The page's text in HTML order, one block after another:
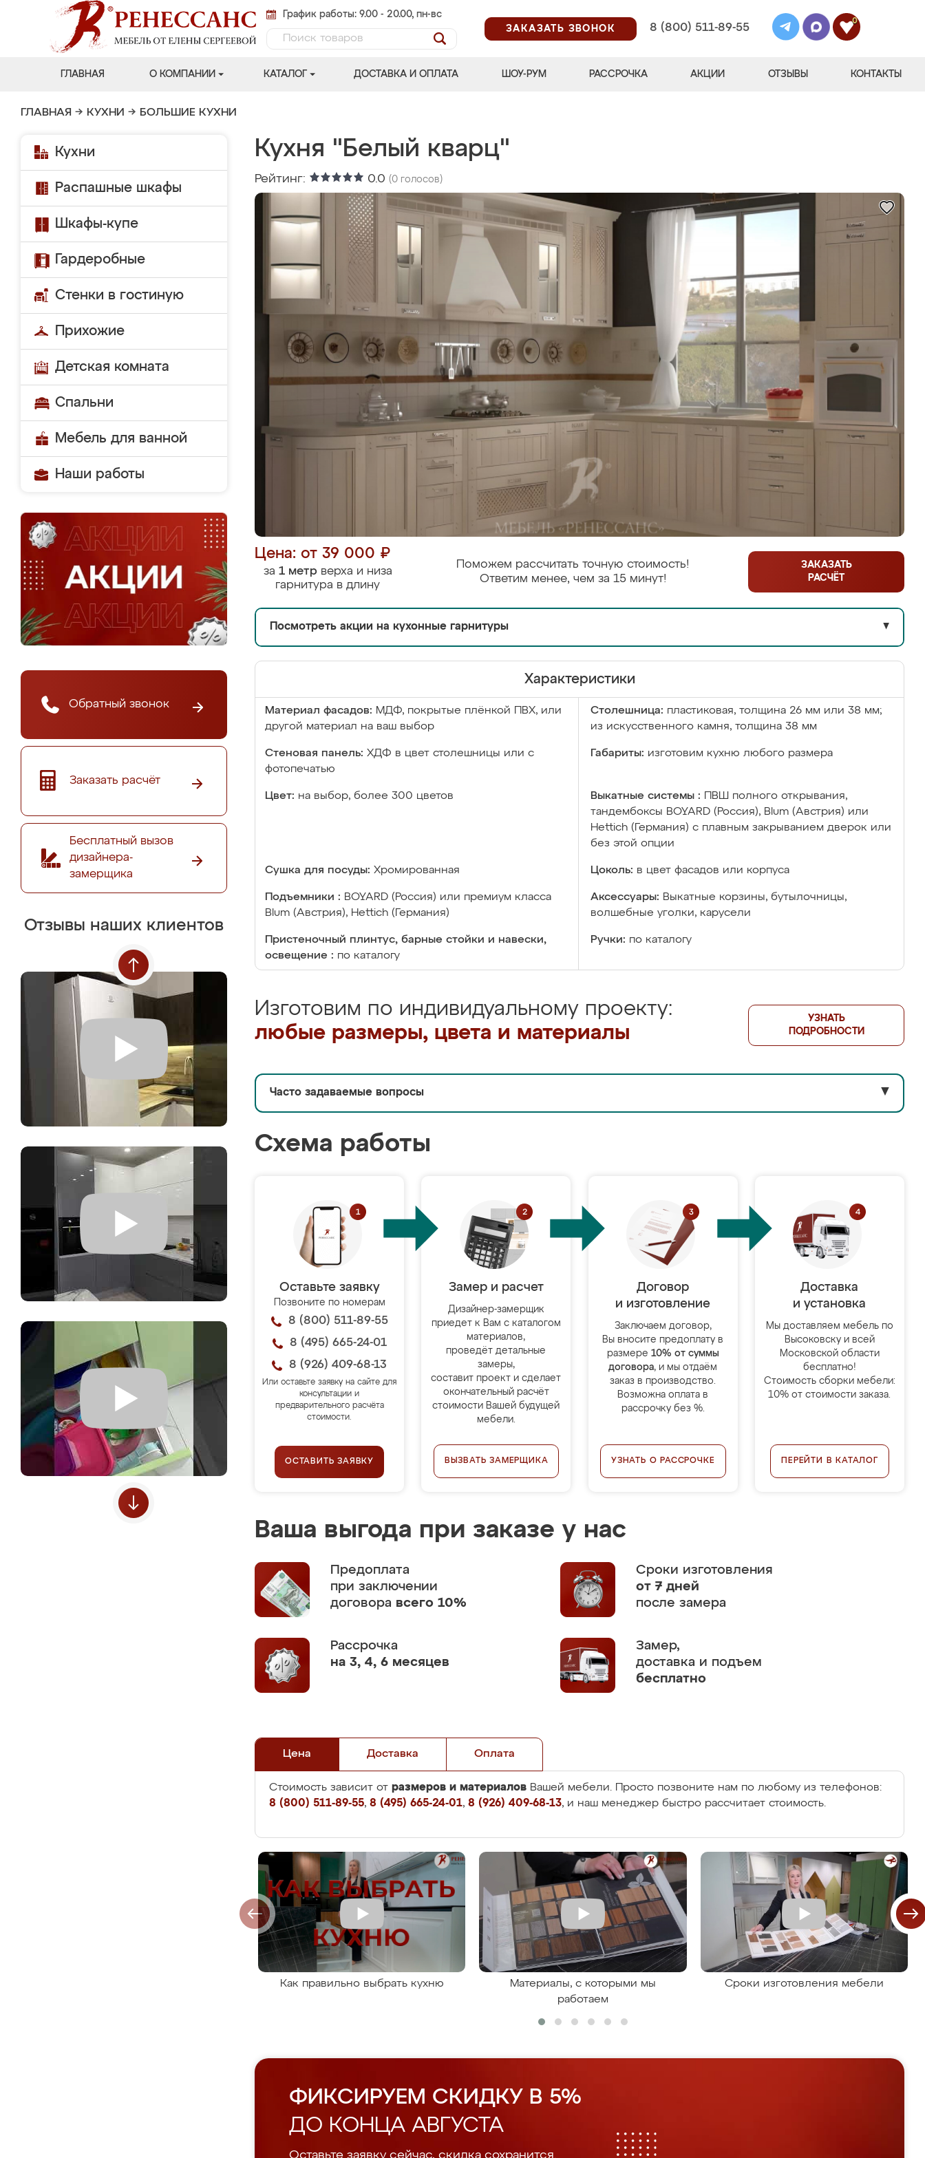
График работы: 9.00 - 20.00, пн-вс
ЗАКАЗАТЬ ЗВОНОК
8 (800) 511-89-55
0
ГЛАВНАЯ О КОМПАНИИ КАТАЛОГ ДОСТАВКА И ОПЛАТА ШОУ-РУМ РАССРОЧКА АКЦИИ ОТЗЫВЫ КОНТАКТЫ
ГЛАВНАЯ → КУХНИ → БОЛЬШИЕ КУХНИ
Кухни
Распашные шкафы
Шкафы-купе
Гардеробные
Стенки в гостиную
Прихожие
Детская комната
Спальни
Мебель для ванной
Наши работы
Обратный звонок
Заказать расчёт
Бесплатный вызов
дизайнера-
замерщика
Отзывы наших клиентов
Кухня "Белый кварц"
Рейтинг: 0.0 (0 голосов)
Цена: от 39 000 ₽
за 1 метрверха и низа
гарнитура в длину
Поможем рассчитать точную стоимость!
Ответим менее, чем за 15 минут!
ЗАКАЗАТЬ
РАСЧЁТ
Посмотреть акции на кухонные гарнитуры ▼
Характеристики
Материал фасадов: МДФ, покрытые плёнкой ПВХ, или
другой материал на ваш выбор
Столешница: пластиковая, толщина 26 мм или 38 мм;
из искусственного камня, толщина 38 мм
Стеновая панель: ХДФ в цвет столешницы или с
фотопечатью
Габариты: изготовим кухню любого размера
Цвет: на выбор, более 300 цветов Выкатные системы :
ПВШ полного открывания,
тандембоксы BOYARD (Россия), Blum (Австрия) или
Hettich (Германия) с плавным закрыванием дверок или
без этой опции
Сушка для посуды: Хромированная Цоколь: в цвет фасадов или корпуса
Подъемники : BOYARD (Россия) или премиум класса
Blum (Австрия), Hettich (Германия)
Аксессуары: Выкатные корзины, бутылочницы,
волшебные уголки, карусели
Пристеночный плинтус, барные стойки и навески,
освещение : по каталогу
Ручки: по каталогу
Изготовим по индивидуальному проекту:
любые размеры, цвета и материалы
УЗНАТЬ
ПОДРОБНОСТИ
Часто задаваемые вопросы ▼
Схема работы
Оставьте заявку
Позвоните по номерам
8 (800) 511-89-55
8 (495) 665-24-01
8 (926) 409-68-13
Или оставьте заявку на сайте для
консультации и
предварительного расчёта
стоимости.
ОСТАВИТЬ ЗАЯВКУ
Замер и расчет
Дизайнер-замерщик
приедет к Вам с каталогом
материалов,
проведёт детальные
замеры,
составит проект и сделает
окончательный расчёт
стоимости Вашей будущей
мебели.
ВЫЗВАТЬ ЗАМЕРЩИКА
Договор
и изготовление
Заключаем договор,
Вы вносите предоплату в
размере 10% от суммы
договора, и мы отдаём
заказ в производство.
Возможна оплата в
рассрочку без %.
УЗНАТЬ О РАССРОЧКЕ
Доставка
и установка
Мы доставляем мебель по
Высоковску и всей
Московской области
бесплатно!
Стоимость сборки мебели:
10% от стоимости заказа.
ПЕРЕЙТИ В КАТАЛОГ
Ваша выгода при заказе у нас
Предоплата
при заключении
договора всего 10%
Сроки изготовления
от 7 дней
после замера
Рассрочка
на 3, 4, 6 месяцев
Замер,
доставка и подъем
бесплатно
Цена Доставка Оплата
Стоимость зависит от размеров и материалов Вашей мебели. Просто позвоните нам по любому из телефонов:
8 (800) 511-89-55, 8 (495) 665-24-01, 8 (926) 409-68-13, и наш менеджер быстро рассчитает стоимость.
Как правильно выбрать кухню
Материалы, с которыми мы
работаем
Сроки изготовления мебели
ФИКСИРУЕМ СКИДКУ В 5%
ДО КОНЦА АВГУСТА
Оставьте заявку сейчас, скидка сохранится.